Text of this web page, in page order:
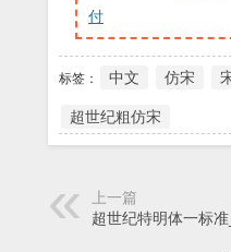
付
标签： 中文 仿宋
超世纪粗仿宋
上一篇
超世纪特明体一标